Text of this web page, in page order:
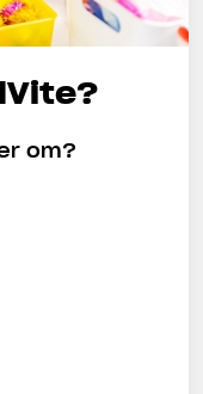
om?